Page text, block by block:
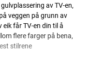
av TV-en,
veggen på grunn av
eik får TV-en din til å
flere farger på bena,
stilrene